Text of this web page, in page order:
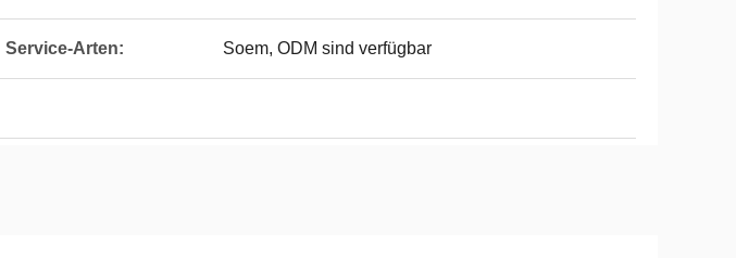
Service-Arten: Soem, ODM sind verfügbar